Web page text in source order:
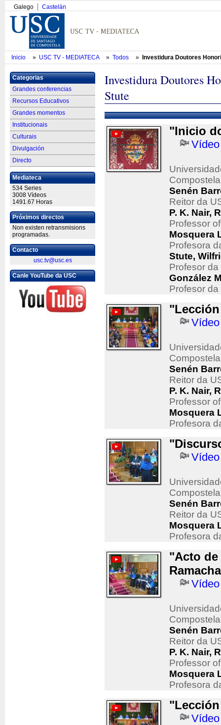
Galego Castelán
Inicio » USC TV - MEDIATECA » Todos » Investidura Doutores
Categorias
Grandes conferencias
Recursos Educativos
Grandes momentos
Institucionais
Culturais
Divulgación
Directo
Mediateca
534 Series
3008 Vídeos
1491.67 Horas
Próximos directos
Non existen retransmisions
programadas.
Contacto
usc.tv@usc.es
Canle YouTube da USC
Investidura Doutores
Stute
"Inicio
Vídeo
Compostela
Senén
Reitor da
P. K. Nair,
Professor
Mosquera
Profesora
Stute,
Profesor
González
Profesor
Vídeo
Compostela
Senén
Reitor da
P. K. Nair,
Professor
Mosquera
Profesora
Vídeo
Compostela
Senén
Reitor da
Mosquera
Profesora
"Acto de
Vídeo
Compostela
Senén
Reitor da
P. K. Nair,
Professor
Mosquera
Profesora
Vídeo